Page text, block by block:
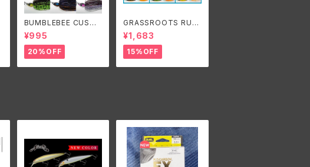
BUMBLEBEE CUSTO
M LURES B-BLADE
ORIGINAL 3/8oz/ バ
ンブルビーカスタムルア
ーズ ビーブレードオリ
ジナル3/8oz
¥995
20%OFF
GRASSROOTS RUN
BBIT SR/グラスルーツ
ランビットSR
¥1,683
15%OFF